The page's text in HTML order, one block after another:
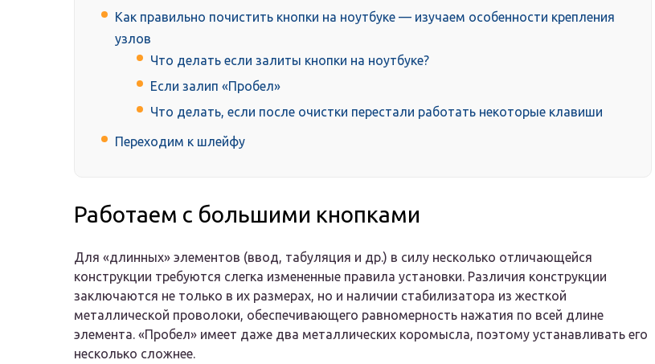
Как правильно почистить кнопки на ноутбуке — изучаем особенности крепления
узлов
Что делать если залиты кнопки на ноутбуке?
Если залип «Пробел»
Что делать, если после очистки перестали работать некоторые клавиши
Переходим к шлейфу
Работаем с большими кнопками
Для «длинных» элементов (ввод, табуляция и др.) в силу несколько отличающейся
конструкции требуются слегка измененные правила установки. Различия конструкции
заключаются не только в их размерах, но и наличии стабилизатора из жесткой
металлической проволоки, обеспечивающего равномерность нажатия по всей длине
элемента. «Пробел» имеет даже два металлических коромысла, поэтому устанавливать его
несколько сложнее.